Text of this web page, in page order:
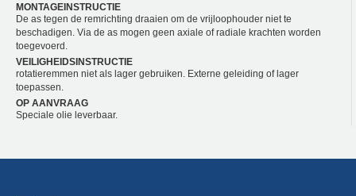
MONTAGEINSTRUCTIE
De as tegen de remrichting draaien om de vrijloophouder niet te
beschadigen. Via de as mogen geen axiale of radiale krachten worden
toegevoerd.
VEILIGHEIDSINSTRUCTIE
rotatieremmen niet als lager gebruiken. Externe geleiding of lager
toepassen.
OP AANVRAAG
Speciale olie leverbaar.